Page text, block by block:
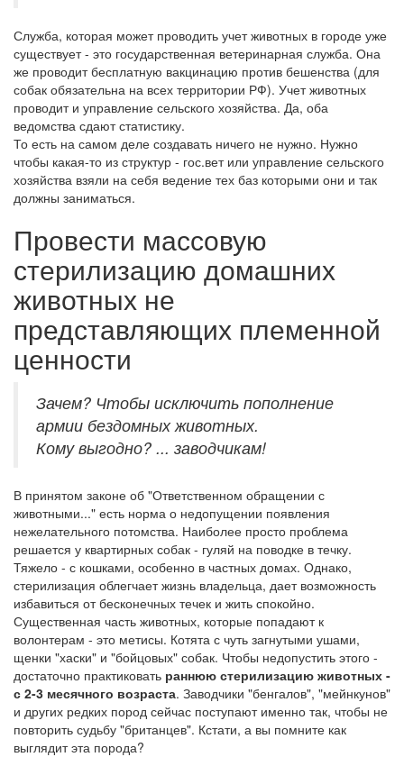
Служба, которая может проводить учет животных в городе уже
существует - это государственная ветеринарная служба. Она
же проводит бесплатную вакцинацию против бешенства (для
собак обязательна на всех территории РФ). Учет животных
проводит и управление сельского хозяйства. Да, оба
ведомства сдают статистику.
То есть на самом деле создавать ничего не нужно. Нужно
чтобы какая-то из структур - гос.вет или управление сельского
хозяйства взяли на себя ведение тех баз которыми они и так
должны заниматься.
Провести массовую
стерилизацию домашних
животных не
представляющих племенной
ценности
Зачем? Чтобы исключить пополнение
армии бездомных животных.
Кому выгодно? ... заводчикам!
В принятом законе об "Ответственном обращении с
животными..." есть норма о недопущении появления
нежелательного потомства. Наиболее просто проблема
решается у квартирных собак - гуляй на поводке в течку.
Тяжело - с кошками, особенно в частных домах. Однако,
стерилизация облегчает жизнь владельца, дает возможность
избавиться от бесконечных течек и жить спокойно.
Существенная часть животных, которые попадают к
волонтерам - это метисы. Котята с чуть загнутыми ушами,
щенки "хаски" и "бойцовых" собак. Чтобы недопустить этого -
достаточно практиковать раннюю стерилизацию животных -
с 2-3 месячного возраста. Заводчики "бенгалов", "мейнкунов"
и других редких пород сейчас поступают именно так, чтобы не
повторить судьбу "британцев". Кстати, а вы помните как
выглядит эта порода?